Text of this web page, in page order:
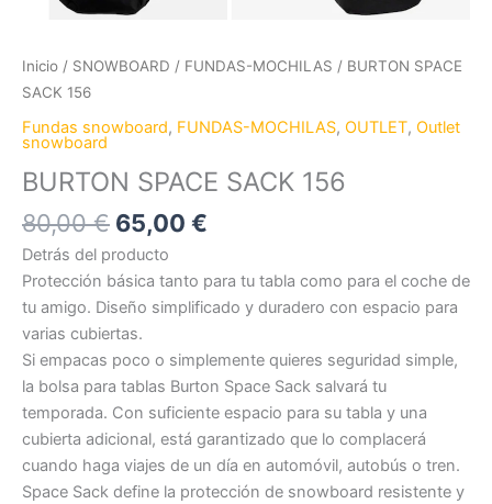
Inicio / SNOWBOARD / FUNDAS-MOCHILAS / BURTON SPACE
SACK 156
Fundas snowboard, FUNDAS-MOCHILAS, OUTLET, Outlet
snowboard
BURTON SPACE SACK 156
80,00€ 65,00 €
Detrás del producto
Protección básica tanto para tu tabla como para el coche de
tu amigo. Diseño simplificado y duradero con espacio para
varias cubiertas.
Si empacas poco o simplemente quieres seguridad simple,
la bolsa para tablas Burton Space Sack salvará tu
temporada. Con suficiente espacio para su tabla y una
cubierta adicional, está garantizado que lo complacerá
cuando haga viajes de un día en automóvil, autobús o tren.
Space Sack define la protección de snowboard resistente y